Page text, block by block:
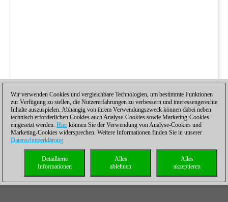
Wir verwenden Cookies und vergleichbare Technologien, um bestimmte Funktionen
zur Verfügung zu stellen, die Nutzererfahrungen zu verbessern und interessengerechte
Inhalte auszuspielen. Abhängig von ihrem Verwendungszweck können dabei neben
technisch erforderlichen Cookies auch Analyse-Cookies sowie Marketing-Cookies
eingesetzt werden. Hier können Sie der Verwendung von Analyse-Cookies und
Marketing-Cookies widersprechen. Weitere Informationen finden Sie in unserer
Datenschutzerklärung.
Alles
akzeptieren
Alles
ablehnen
Detaillierte
Informationen